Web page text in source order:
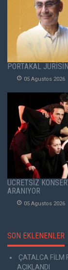
PORTAKAL
05 Agustos 2026
ÜCRETSİZ
ARANIYOR
05 Agustos 2026
SON EKLENENLER
ÇATALCA FİLM
AÇIKLANDI